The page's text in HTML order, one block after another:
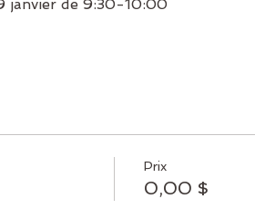
janvier de 9:30-10:00
Prix
0,00 $